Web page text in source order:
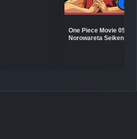
One Piece Movie 05:
Norowareta Seiken